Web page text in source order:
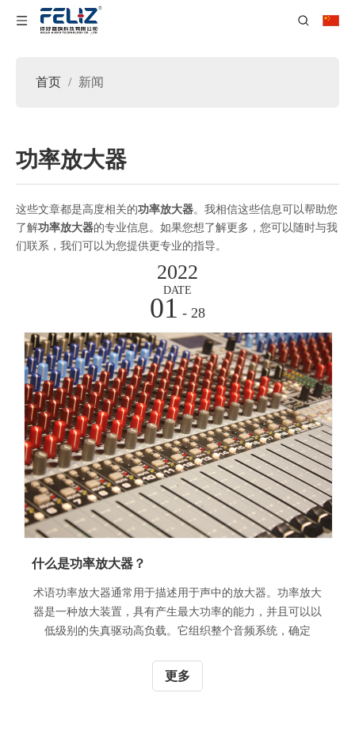
首页 / 新闻
功率放大器
这些文章都是高度相关的功率放大器。我相信这些信息可以帮助您
了解功率放大器的专业信息。如果您想了解更多，您可以随时与我
们联系，我们可以为您提供更专业的指导。
2022
DATE
01 - 28
什么是功率放大器？
术语功率放大器通常用于描述用于声中的放大器。功率放大
器是一种放大装置，具有产生最大功率的能力，并且可以以
低级别的失真驱动高负载。它组织整个音频系统，确定
更多